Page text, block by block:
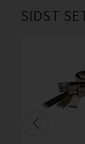
SIDST